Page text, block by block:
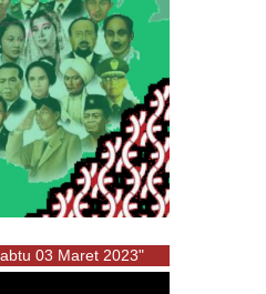
Maret 2023"